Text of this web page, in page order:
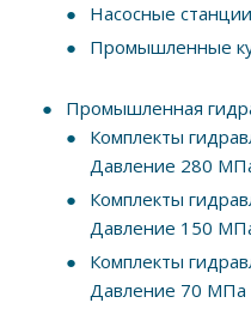
Насосные
Промышленные
Промышленная
Комплекты
Давление 280
Комплекты
Давление 150
Комплекты
Давление 70 МПа